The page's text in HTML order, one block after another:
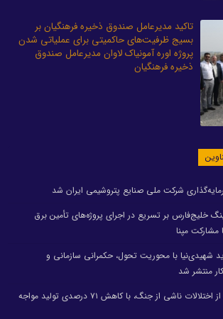
تاکید مدیرعامل صندوق ذخیره فرهنگیان بر
بسیج ظرفیت‌های حاکمیتی برای عملیاتی شدن
پروژه اوره آمونیاک لاوان مدیرعامل صندوق
ذخیره فرهنگیان
شرکت ملی صنایع پتروشیمی ایران شد
خلیج‌فارس بر تسریع در اجرای پروژه‌های تأمین برق
مپنا
شهیدی‌نیا با محوریت تحول، حکمرانی سازمانی و
منتشر شد
پتروشیمی اروند پس از اختلالات ناشی از جنگ، با کاهش ۷۱ درصدی تولید مواجه